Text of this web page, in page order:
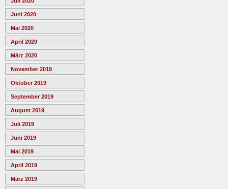
Juni 2020
Mai 2020
April 2020
März 2020
November 2019
Oktober 2019
September 2019
August 2019
Juli 2019
Juni 2019
Mai 2019
April 2019
März 2019